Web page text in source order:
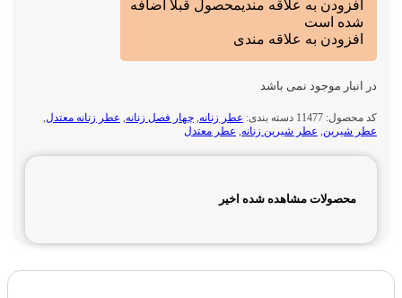
افزودن به علاقه مندیمحصول قبلا اضافه
شده است
افزودن به علاقه مندی
در انبار موجود نمی باشد
کد محصول: 11477 دسته بندی: عطر زنانه, چهار فصل زنانه, عطر زنانه معتدل,
عطر شیرین, عطر شیرین زنانه, عطر معتدل
محصولات مشاهده شده اخیر